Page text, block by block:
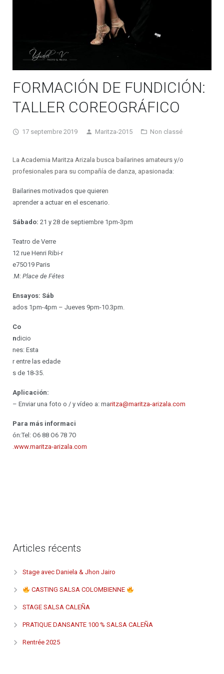
FORMACIÓN DE FUNDICIÓN:
TALLER COREOGRÁFICO
17 septembre 2019 Maritza-2015 Non classé
La Academia Maritza Arizala busca bailarines amateurs y/o
profesionales para su compañía de danza, apasionad a:
Bailarines motivados que quieren
aprender a actuar en el escenario.
Sábado: 21 y 28 de septiembre 1pm-3pm
Teatro de Verre
12 rue Henri Ribi-r
e75O19 Paris
.M: Place de Fétes
Ensayos: Sáb
ados 1pm-4pm – Jueves 9pm-10.3pm.
Co
ndicio
nes: Esta
r entre las edade
s de 18-35.
Aplicación:
– Enviar una foto o / y vídeo a: maritza@maritza-arizala.com
Para más informaci
ón:Tel: O6 88 O6 78 7O
.www.maritza-arizala.com
m
a
a
r
t
z
Articles récents
Stage avec Daniela & Jhon Jairo
CASTING SALSA COLOMBIENNE
STAGE SALSA CALEÑA
PRATIQUE DANSANTE 100 % SALSA CALEÑA
Rentrée 2025